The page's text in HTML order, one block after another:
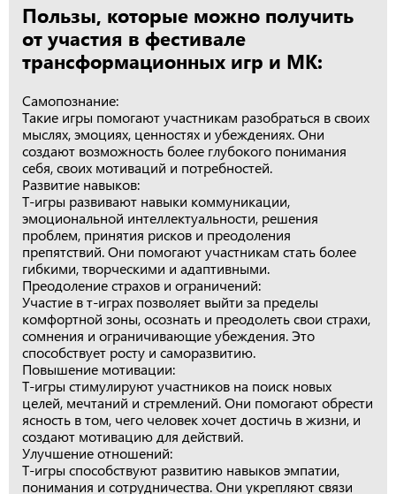
Пользы, которые можно получить
от участия в фестивале
трансформационных игр и МК:
Самопознание:
Такие игры помогают участникам разобраться в своих
мыслях, эмоциях, ценностях и убеждениях. Они
создают возможность более глубокого понимания
себя, своих мотиваций и потребностей.
Развитие навыков:
Т-игры развивают навыки коммуникации,
эмоциональной интеллектуальности, решения
проблем, принятия рисков и преодоления
препятствий. Они помогают участникам стать более
гибкими, творческими и адаптивными.
Преодоление страхов и ограничений:
Участие в т-играх позволяет выйти за пределы
комфортной зоны, осознать и преодолеть свои страхи,
сомнения и ограничивающие убеждения. Это
способствует росту и саморазвитию.
Повышение мотивации:
Т-игры стимулируют участников на поиск новых
целей, мечтаний и стремлений. Они помогают обрести
ясность в том, чего человек хочет достичь в жизни, и
создают мотивацию для действий.
Улучшение отношений:
Т-игры способствуют развитию навыков эмпатии,
понимания и сотрудничества. Они укрепляют связи